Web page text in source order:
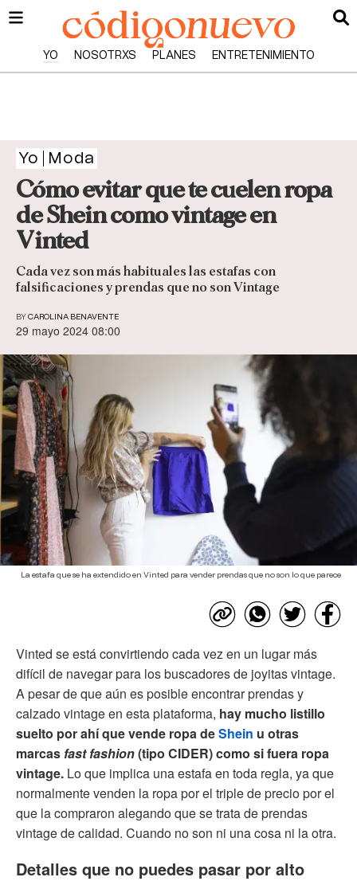
YO NOSOTRXS PLANES ENTRETENIMIENTO
Yo Moda
Cómo evitar que te cuelen ropa
de Shein como vintage en
Vinted
Cada vez son más habituales las estafas con
falsificaciones y prendas que no son Vintage
BY CAROLINA BENAVENTE
29 mayo 2024 08:00
La estafa que se ha extendido en Vinted para vender prendas que no son lo que parece
Vinted se está convirtiendo cada vez en un lugar más
difícil de navegar para los buscadores de joyitas vintage.
A pesar de que aún es posible encontrar prendas y
calzado vintage en esta plataforma, hay mucho listillo
suelto por ahí que vende ropa deShein u otras
marcas fast fashion(tipo CIDER) como si fuera ropa
vintage. Lo que implica una estafa en toda regla, ya que
normalmente venden la ropa por el triple de precio por el
que la compraron alegando que se trata de prendas
vintage de calidad. Cuando no son ni una cosa ni la otra.
Detalles que no puedes pasar por alto